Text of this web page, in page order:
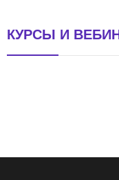
КУРСЫ И